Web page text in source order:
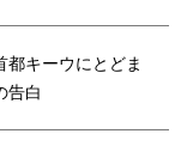
都キーウにとどま
告白